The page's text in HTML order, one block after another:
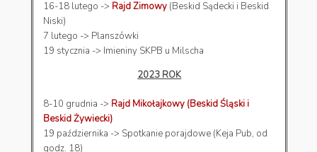
16-18 lutego -> Rajd Zimowy (Beskid Sądecki i Beskid
Niski)
7 lutego -> Planszówki
19 stycznia -> Imieniny SKPB u Milscha
2023 ROK
8-10 grudnia -> Rajd Mikołajkowy (Beskid Śląski i
Beskid Żywiecki)
19 października -> Spotkanie porajdowe (Keja Pub, od
godz. 18)